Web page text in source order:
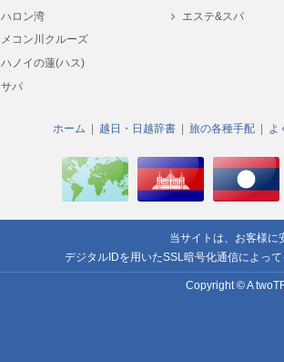
ハロン湾
メコン川クルーズ
ハノイの蓮(ハス)
サパ
エステ&スパ
ホーム 越日・日越辞書 旅の各種手配 よ
当サイトは、お客様に
デジタルIDを用いたSSL暗号化通信によっ
Copyright © A